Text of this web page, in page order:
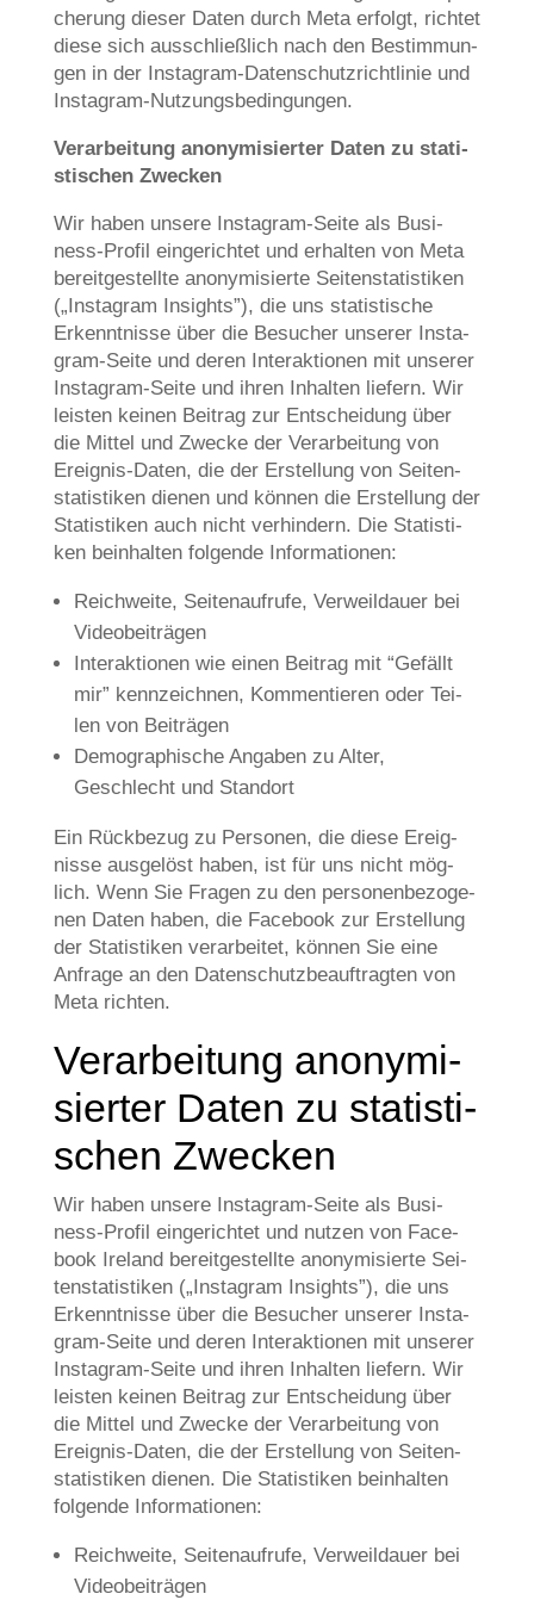
che­rung die­ser Daten durch Meta erfolgt, rich­tet
die­se sich aus­schließ­lich nach den Bestim­mun­
gen in der Insta­gram-Daten­schutz­richt­li­nie und
Instagram-Nutzungsbedingungen.
Ver­ar­bei­tung anony­mi­sier­ter Daten zu sta­ti­
sti­schen Zwecken
Wir haben unse­re Insta­gram-Sei­te als Busi­
ness-Pro­fil ein­ge­rich­tet und erhal­ten von Meta
bereit­ge­stell­te anony­mi­sier­te Sei­ten­sta­ti­sti­ken
(„Insta­gram Insights”), die uns sta­ti­sti­sche
Erkennt­nis­se über die Besu­cher unse­rer Insta­
gram-Sei­te und deren Inter­ak­tio­nen mit unse­rer
Insta­gram-Sei­te und ihren Inhal­ten lie­fern. Wir
lei­sten kei­nen Bei­trag zur Ent­schei­dung über
die Mit­tel und Zwecke der Ver­ar­bei­tung von
Ereig­nis-Daten, die der Erstel­lung von Sei­ten­
sta­ti­sti­ken die­nen und kön­nen die Erstel­lung der
Sta­ti­sti­ken auch nicht ver­hin­dern. Die Sta­ti­sti­
ken beinhal­ten fol­gen­de Informationen:
Reich­wei­te, Sei­ten­auf­ru­fe, Ver­weil­dau­er bei
Videobeiträgen
Inter­ak­tio­nen wie einen Bei­trag mit “Gefällt
mir” kenn­zeich­nen, Kom­men­tie­ren oder Tei­
len von Beiträgen
Demo­gra­phi­sche Anga­ben zu Alter,
Geschlecht und Standort
Ein Rück­be­zug zu Per­so­nen, die die­se Ereig­
nis­se aus­ge­löst haben, ist für uns nicht mög­
lich. Wenn Sie Fra­gen zu den per­so­nen­be­zo­ge­
nen Daten haben, die Face­book zur Erstel­lung
der Sta­ti­sti­ken ver­ar­bei­tet, kön­nen Sie eine
Anfra­ge an den Daten­schutz­be­auf­trag­ten von
Meta richten.
Ver­ar­bei­tung anony­mi­
sier­ter Daten zu sta­ti­sti­
schen Zwecken
Wir haben unse­re Insta­gram-Sei­te als Busi­
ness-Pro­fil ein­ge­rich­tet und nut­zen von Face­
book Ire­land bereit­ge­stell­te anony­mi­sier­te Sei­
ten­sta­ti­sti­ken („Insta­gram Insights”), die uns
Erkennt­nis­se über die Besu­cher unse­rer Insta­
gram-Sei­te und deren Inter­ak­tio­nen mit unse­rer
Insta­gram-Sei­te und ihren Inhal­ten lie­fern. Wir
lei­sten kei­nen Bei­trag zur Ent­schei­dung über
die Mit­tel und Zwecke der Ver­ar­bei­tung von
Ereig­nis-Daten, die der Erstel­lung von Sei­ten­
sta­ti­sti­ken die­nen. Die Sta­ti­sti­ken beinhal­ten
fol­gen­de Informationen:
Reich­wei­te, Sei­ten­auf­ru­fe, Ver­weil­dau­er bei
Videobeiträgen